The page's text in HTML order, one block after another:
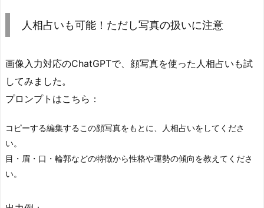
人相占いも可能！ただし写真の扱いに注意
画像入力対応のChatGPTで、顔写真を使った人相占いも試
してみました。
プロンプトはこちら：
コピーする編集するこの顔写真をもとに、人相占いをしてくださ
い。
目・眉・口・輪郭などの特徴から性格や運勢の傾向を教えてくださ